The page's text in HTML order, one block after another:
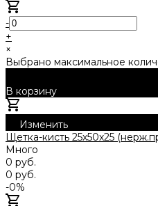
-
+
×
Выбрано максимальное
В корзину
Изменить
Щетка-кисть 25х50х25
Много
0 руб.
0 руб.
-0%